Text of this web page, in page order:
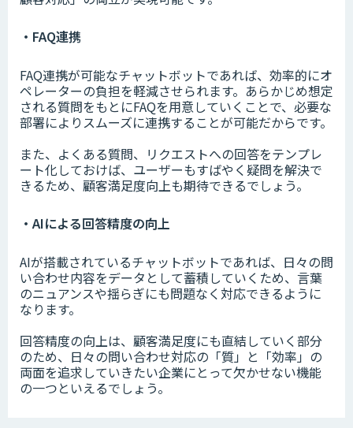
・FAQ連携
FAQ連携が可能なチャットボットであれば、効率的にオ
ペレーターの負担を軽減させられます。あらかじめ想定
される質問をもとにFAQを用意していくことで、必要な
部署によりスムーズに連携することが可能だからです。
また、よくある質問、リクエストへの回答をテンプレ
ート化しておけば、ユーザーもすばやく疑問を解決で
きるため、顧客満足度向上も期待できるでしょう。
・AIによる回答精度の向上
AIが搭載されているチャットボットであれば、日々の問
い合わせ内容をデータとして蓄積していくため、言葉
のニュアンスや揺らぎにも問題なく対応できるように
なります。
回答精度の向上は、顧客満足度にも直結していく部分
のため、日々の問い合わせ対応の「質」と「効率」の
両面を追求していきたい企業にとって欠かせない機能
の一つといえるでしょう。